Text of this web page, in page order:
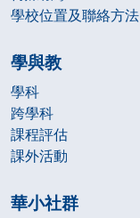
學校位置及聯絡方法
學與教
學科
跨學科
課程評估
課外活動
華小社群